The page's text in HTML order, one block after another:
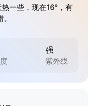
一些，现在16°，有
强
紫外线